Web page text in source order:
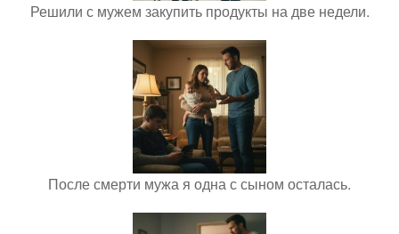
Решили с мужем закупить продукты на две недели.
После смерти мужа я одна с сыном осталась.